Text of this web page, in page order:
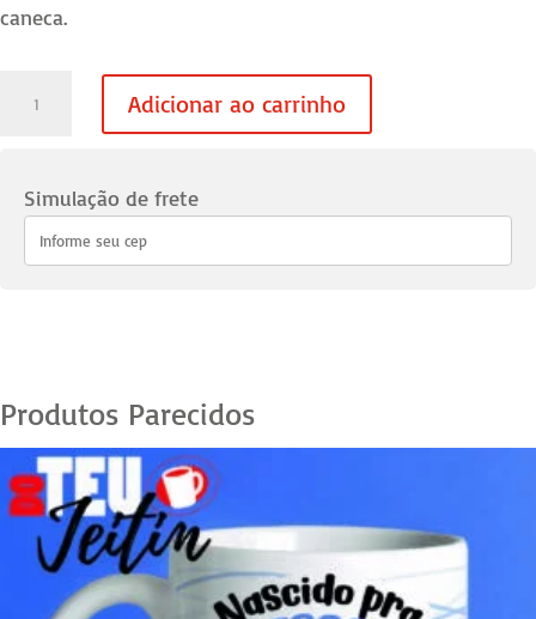
caneca.
Pais
Adicionar ao carrinho
Simulação de frete
Produtos Parecidos